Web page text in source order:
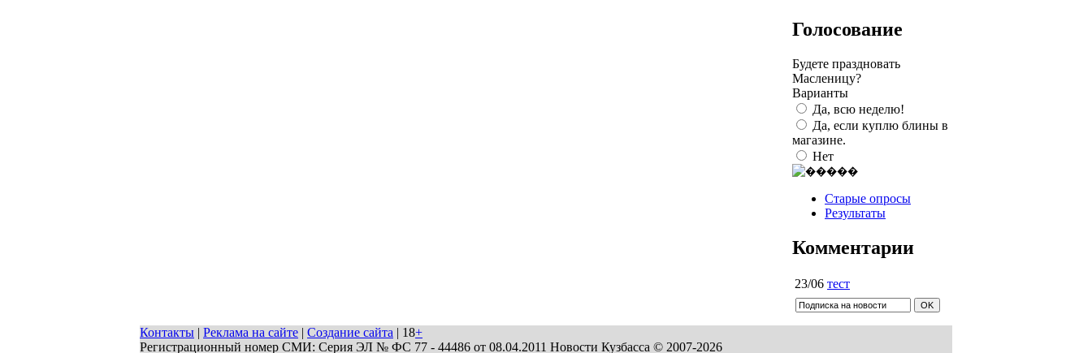
Голосование
Будете праздновать
Масленицу?
Варианты
Да, всю неделю!
Да, если куплю блины в
магазине.
Нет
Старые опросы
Результаты
Комментарии
23/06 тест
Контакты | Реклама на сайте | Создание сайта | 18+
Регистрационный номер СМИ: Серия ЭЛ № ФС 77 - 44486 от 08.04.2011 Новости Кузбасса © 2007-2026